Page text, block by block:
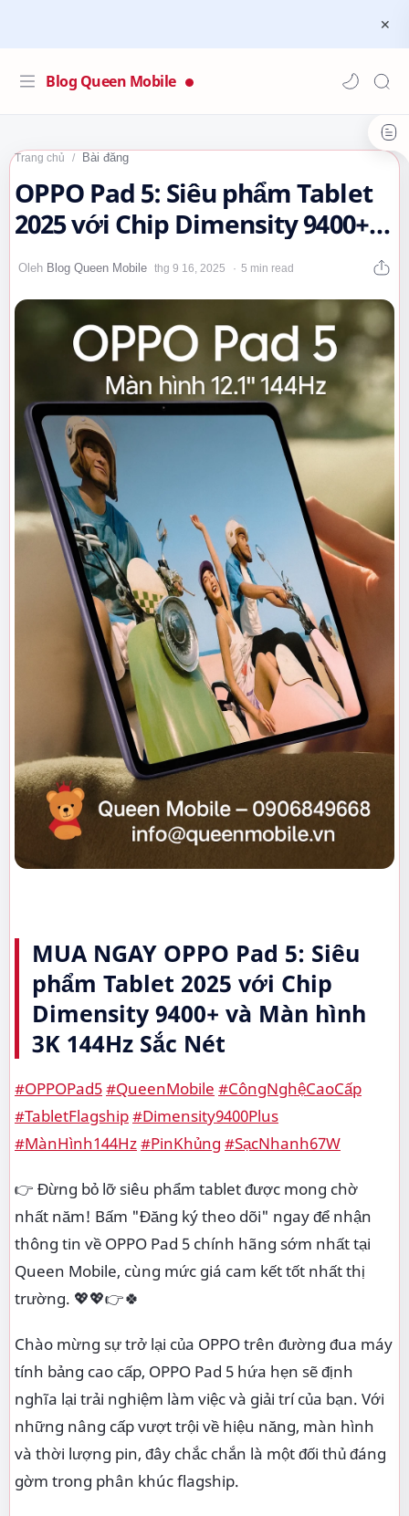
Blog Queen Mobile
Trang chủ Bài đăng
OPPO Pad 5: Siêu phẩm Tablet
2025 với Chip Dimensity 9400+
và Màn hình 3K 144Hz Sắc Nét…
5 min read
MUA NGAY OPPO Pad 5: Siêu
phẩm Tablet 2025 với Chip
Dimensity 9400+ và Màn hình
3K 144Hz Sắc Nét
#OPPOPad5#QueenMobile #CôngNghệCaoCấp
#TabletFlagship#Dimensity9400Plus
#MànHình144Hz#PinKhủng #SạcNhanh67W
👉 Đừng bỏ lỡ siêu phẩm tablet được mong chờ
nhất năm! Bấm "Đăng ký theo dõi" ngay để nhận
thông tin về OPPO Pad 5 chính hãng sớm nhất tại
Queen Mobile, cùng mức giá cam kết tốt nhất thị
trường. 💖💖👉🍀
Chào mừng sự trở lại của OPPO trên đường đua máy
tính bảng cao cấp, OPPO Pad 5 hứa hẹn sẽ định
nghĩa lại trải nghiệm làm việc và giải trí của bạn. Với
những nâng cấp vượt trội về hiệu năng, màn hình
và thời lượng pin, đây chắc chắn là một đối thủ đáng
gờm trong phân khúc flagship.